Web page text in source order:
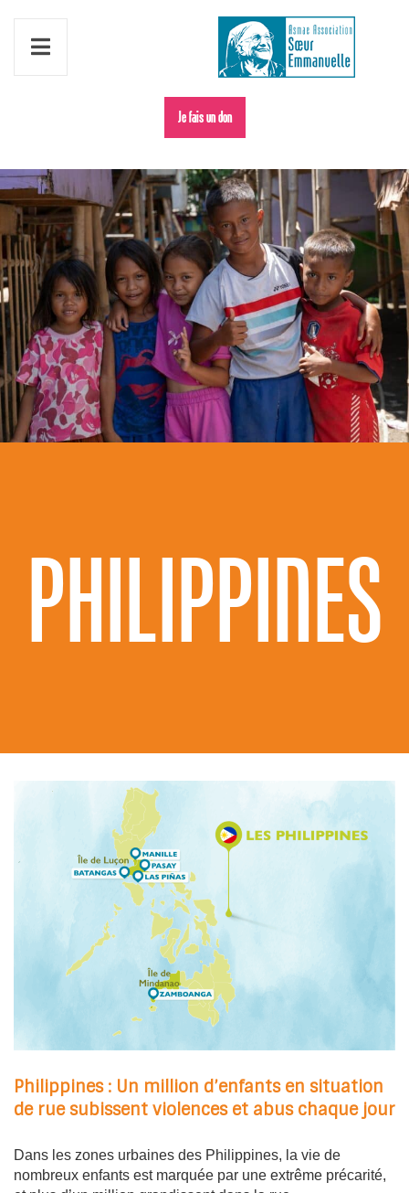
Je fais un don
PHILIPPINES
Philippines : Un million d’enfants en situation
de rue subissent violences et abus chaque jour
Dans les zones urbaines des Philippines, la vie de
nombreux enfants est marquée par une extrême précarité,